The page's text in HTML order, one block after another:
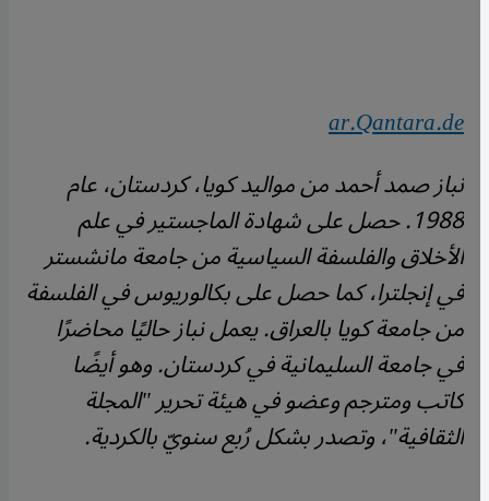
ar.Qantara.de
نباز صمد أحمد من مواليد كويا، كردستان، عام
1988. حصل على شهادة الماجستير في علم
الأخلاق والفلسفة السياسية من جامعة مانشستر
في إنجلترا، كما حصل على بكالوريوس في الفلسفة
من جامعة كويا بالعراق. يعمل نباز حاليًا محاضرًا
في جامعة السليمانية في كردستان. وهو أيضًا
كاتب ومترجم وعضو في هيئة تحرير "المجلة
الثقافية"، وتصدر بشكل رُبع سنويّ بالكردية.